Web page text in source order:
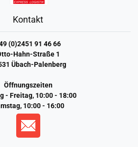
Kontakt
(0)2451 91 46 66
Hahn-Straße 1
Übach-Palenberg
Öffnungszeiten
- Freitag, 10:00 - 18:00
10:00 - 16:00